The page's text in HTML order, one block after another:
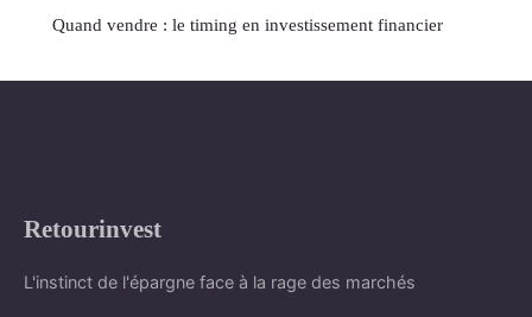
Quand vendre : le timing en investissement financier
Retourinvest
L'instinct de l'épargne face à la rage des marchés